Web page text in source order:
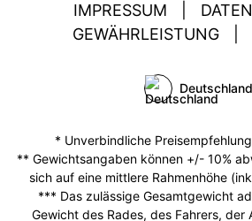
IMPRESSUM
GEWÄHRLEISTUNG
Deutschland
* Unverbindliche
** Gewichtsangaben können +/- 10%
sich auf eine mittlere Rahmenhöhe
*** Das zulässige Gesamtgewicht
Gewicht des Rades, des Fahrers, der